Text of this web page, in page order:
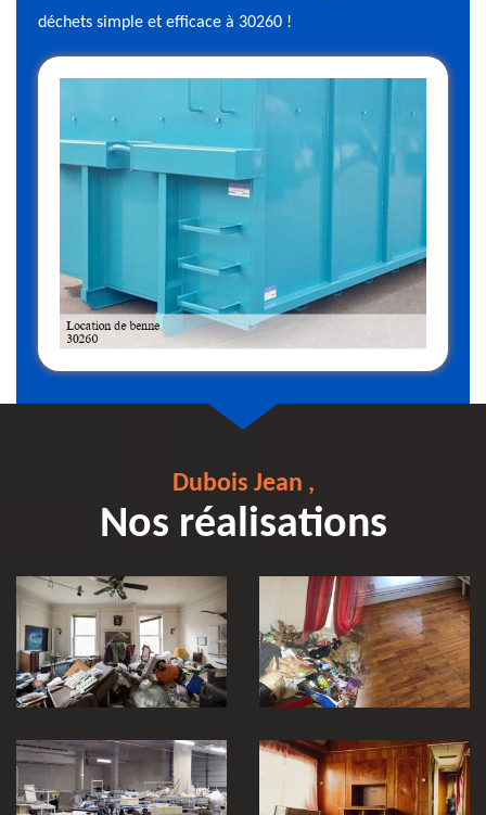
déchets simple et efficace à 30260 !
Dubois Jean ,
Nos réalisations
Entreprise de
débarras 30
Débarras et
nettoyage après
décès 30
débarras
entreprise et
locaux industriel
Débarras de